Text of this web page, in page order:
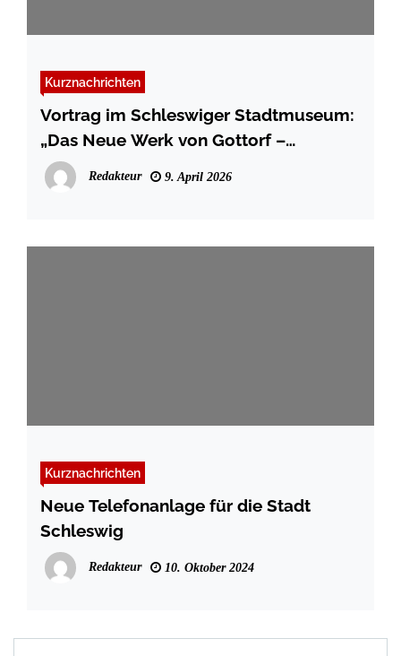
Kurznachrichten
Vortrag im Schleswiger Stadtmuseum:
„Das Neue Werk von Gottorf –
Gartenkunst im Dienst fürstlicher
Repräsentation“
Redakteur 9. April 2026
Kurznachrichten
Neue Telefonanlage für die Stadt
Schleswig
Redakteur 10. Oktober 2024